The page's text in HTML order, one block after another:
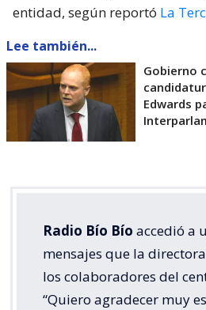
entidad, según reportó La
Lee también...
Gobierno
Edwards
Radio Bío Bío accedió a
mensajes que la
los colaboradores del
“Quiero agradecer muy